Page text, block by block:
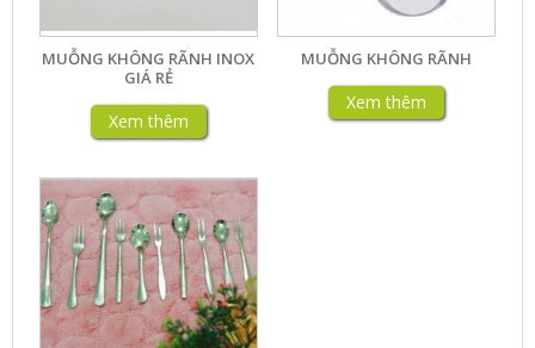
MUỖNG KHÔNG RÃNH INOX
GIÁ RẺ
Xem thêm
MUỖNG KHÔNG RÃNH
Xem thêm